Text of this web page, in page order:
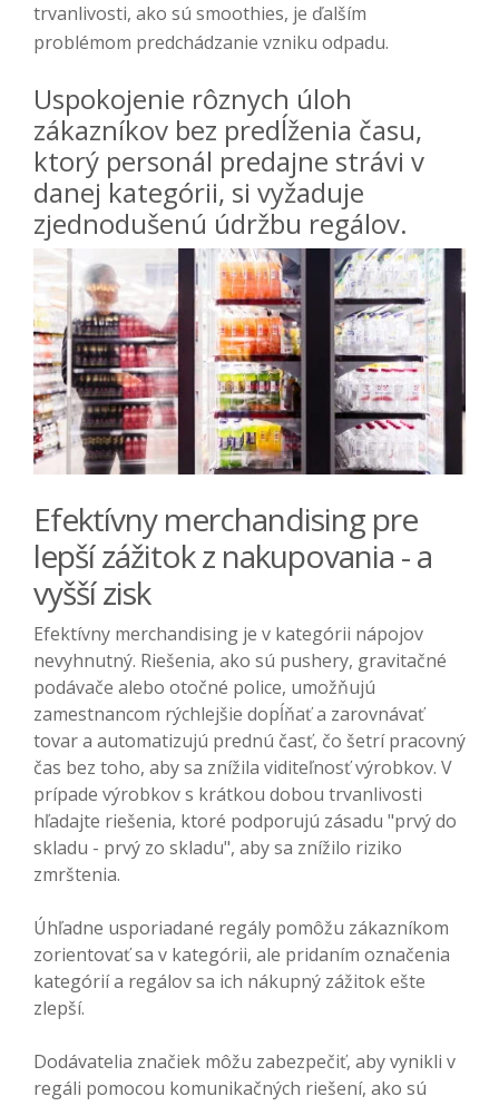
trvanlivosti, ako sú smoothies, je ďalším
problémom predchádzanie vzniku odpadu.
Uspokojenie rôznych úloh
zákazníkov bez predĺženia času,
ktorý personál predajne strávi v
danej kategórii, si vyžaduje
zjednodušenú údržbu regálov.
Efektívny merchandising pre
lepší zážitok z nakupovania - a
vyšší zisk
Efektívny merchandising je v kategórii nápojov
nevyhnutný. Riešenia, ako sú pushery, gravitačné
podávače alebo otočné police, umožňujú
zamestnancom rýchlejšie dopĺňať a zarovnávať
tovar a automatizujú prednú časť, čo šetrí pracovný
čas bez toho, aby sa znížila viditeľnosť výrobkov. V
prípade výrobkov s krátkou dobou trvanlivosti
hľadajte riešenia, ktoré podporujú zásadu "prvý do
skladu - prvý zo skladu", aby sa znížilo riziko
zmrštenia.
Úhľadne usporiadané regály pomôžu zákazníkom
zorientovať sa v kategórii, ale pridaním označenia
kategórií a regálov sa ich nákupný zážitok ešte
zlepší.
Dodávatelia značiek môžu zabezpečiť, aby vynikli v
regáli pomocou komunikačných riešení, ako sú